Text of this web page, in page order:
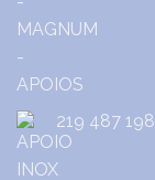
219 487 198